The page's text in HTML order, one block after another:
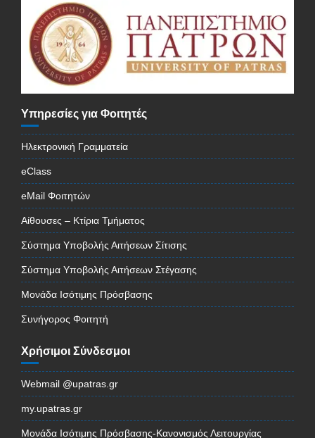
Υπηρεσίες για Φοιτητές
Ηλεκτρονική Γραμματεία
eClass
eMail Φοιτητών
Αίθουσες – Κτίρια Τμήματος
Σύστημα Υποβολής Αιτήσεων Σίτισης
Σύστημα Υποβολής Αιτήσεων Στέγασης
Μονάδα Ισότιμης Πρόσβασης
Συνήγορος Φοιτητή
Χρήσιμοι Σύνδεσμοι
Webmail @upatras.gr
my.upatras.gr
Μονάδα Ισότιμης Πρόσβασης-Κανονισμός Λειτουργίας